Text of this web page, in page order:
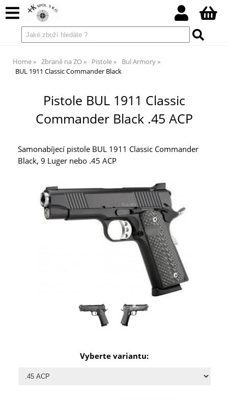
Home Zbraně na ZO Pistole
Bul Armory
BUL 1911 Classic Commander Black
Pistole BUL 1911 Classic
Commander Black .45 ACP
Samonabíjecí pistole BUL 1911 Classic Commander
Black, 9 Luger nebo .45 ACP
Vyberte variantu: